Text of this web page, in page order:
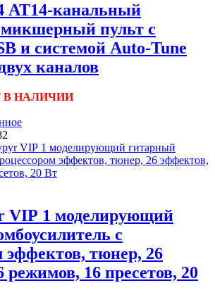
AT14-канальный
пульт с
и системой Auto-Tune
каналов
В НАЛИЧИИ
VIP 1 моделирующий
с
эффектов, тюнер, 26
режимов, 16 пресетов, 20